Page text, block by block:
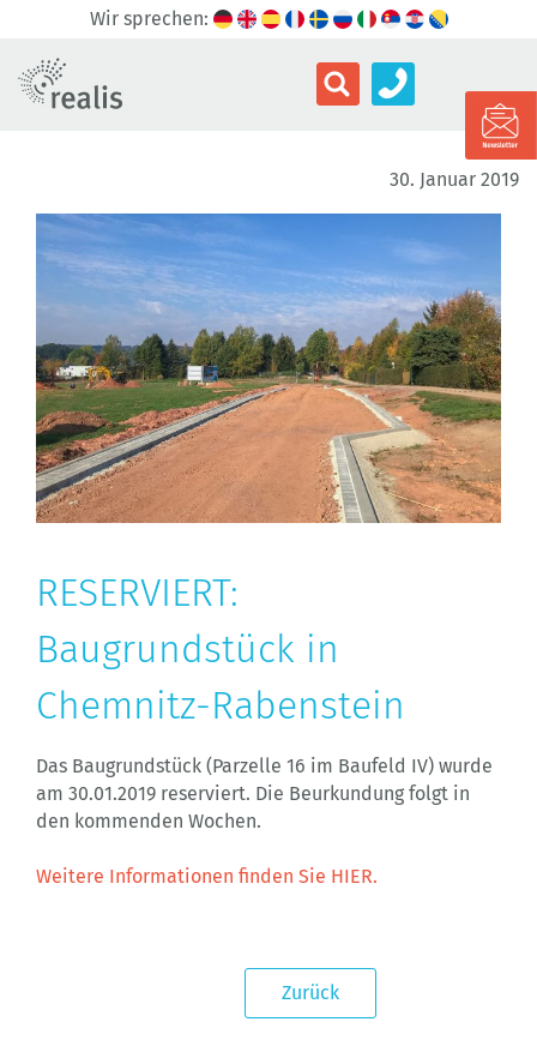
Wir sprechen:
30. Januar 2019
RESERVIERT:
Baugrundstück in
Chemnitz-Rabenstein
Das Baugrundstück (Parzelle 16 im Baufeld IV) wurde
am 30.01.2019 reserviert. Die Beurkundung folgt in
den kommenden Wochen.
Weitere Informationen finden Sie HIER.
Zurück